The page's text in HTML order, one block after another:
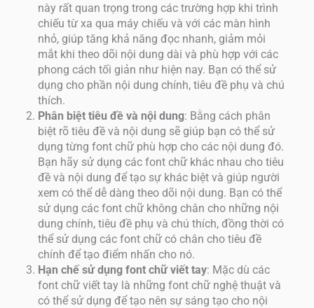
này rất quan trọng trong các trường hợp khi trình
chiếu từ xa qua máy chiếu và với các màn hình
nhỏ, giúp tăng khả năng đọc nhanh, giảm mỏi
mắt khi theo dõi nội dung dài và phù hợp với các
phong cách tối giản như hiện nay. Bạn có thể sử
dụng cho phần nội dung chính, tiêu đề phụ và chú
thích.
Phân biệt tiêu đề và nội dung: Bằng cách phân
biệt rõ tiêu đề và nội dung sẽ giúp bạn có thể sử
dụng từng font chữ phù hợp cho các nội dung đó.
Bạn hãy sử dụng các font chữ khác nhau cho tiêu
đề và nội dung để tạo sự khác biệt và giúp người
xem có thể dễ dàng theo dõi nội dung. Bạn có thể
sử dụng các font chữ không chân cho những nội
dung chính, tiêu đề phụ và chú thích, đồng thời có
thể sử dụng các font chữ có chân cho tiêu đề
chính để tạo điểm nhấn cho nó.
Hạn chế sử dụng font chữ viết tay: Mặc dù các
font chữ viết tay là những font chữ nghệ thuật và
có thể sử dụng để tạo nên sự sáng tạo cho nội